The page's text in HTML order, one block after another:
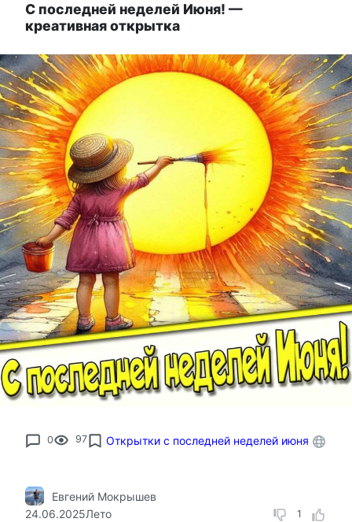
С последней неделей Июня! —
креативная открытка
0 97 Открытки с последней неделей июня
1
Евгений Мокрышев
24.06.2025Лето